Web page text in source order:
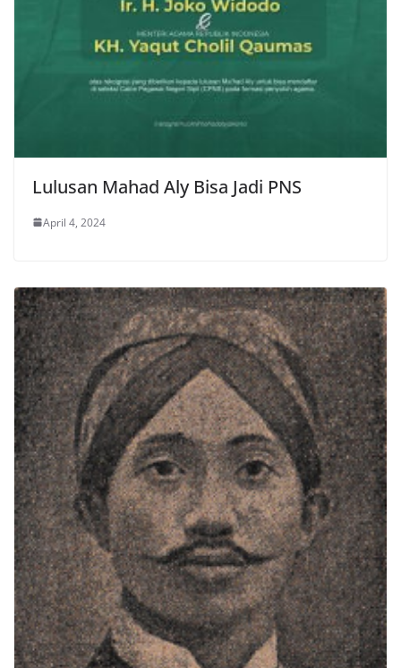
Lulusan Mahad Aly Bisa Jadi PNS
April 4, 2024